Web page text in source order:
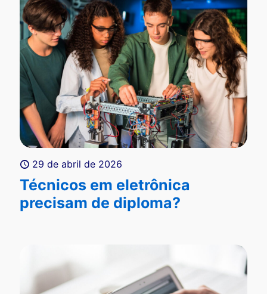
29 de abril de 2026
Técnicos em eletrônica
precisam de diploma?